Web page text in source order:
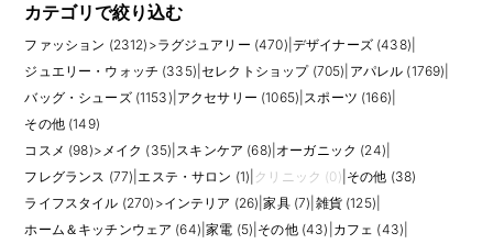
カテゴリで絞り込む
ファッション (2312) >ラグジュアリー (470) デザイナーズ (438)
ジュエリー・ウォッチ (335) |セレクトショップ (705) アパレル (1769)
バッグ・シューズ (1153) アクセサリー (1065) スポーツ (166)
その他 (149)
コスメ (98)> メイク (35) スキンケア (68) オーガニック (24)
フレグランス (77) |エステ・サロン (1) クリニック (0) その他 (38)
ライフスタイル (270) >インテリア (26) |家具 (7) 雑貨 (125)
ホーム＆キッチンウェア (64) |家電 (5) その他 (43) カフェ (43)